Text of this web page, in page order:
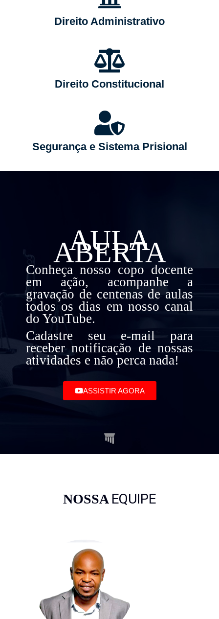
Direito Administrativo
Direito Constitucional
Segurança e Sistema Prisional
AULA
ABERTA
Conheça nosso copo docente
em ação, acompanhe a
gravação de centenas de aulas
todos os dias em nosso canal
do YouTube.
Cadastre seu e-mail para
receber notificação de nossas
atividades e não perca nada!
ASSISTIR AGORA
NOSSA EQUIPE